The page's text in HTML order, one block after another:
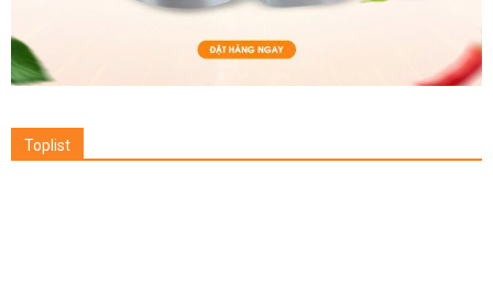
Toplist